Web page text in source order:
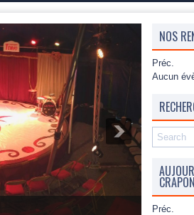
NOS
Préc.
Aucun
Préc.